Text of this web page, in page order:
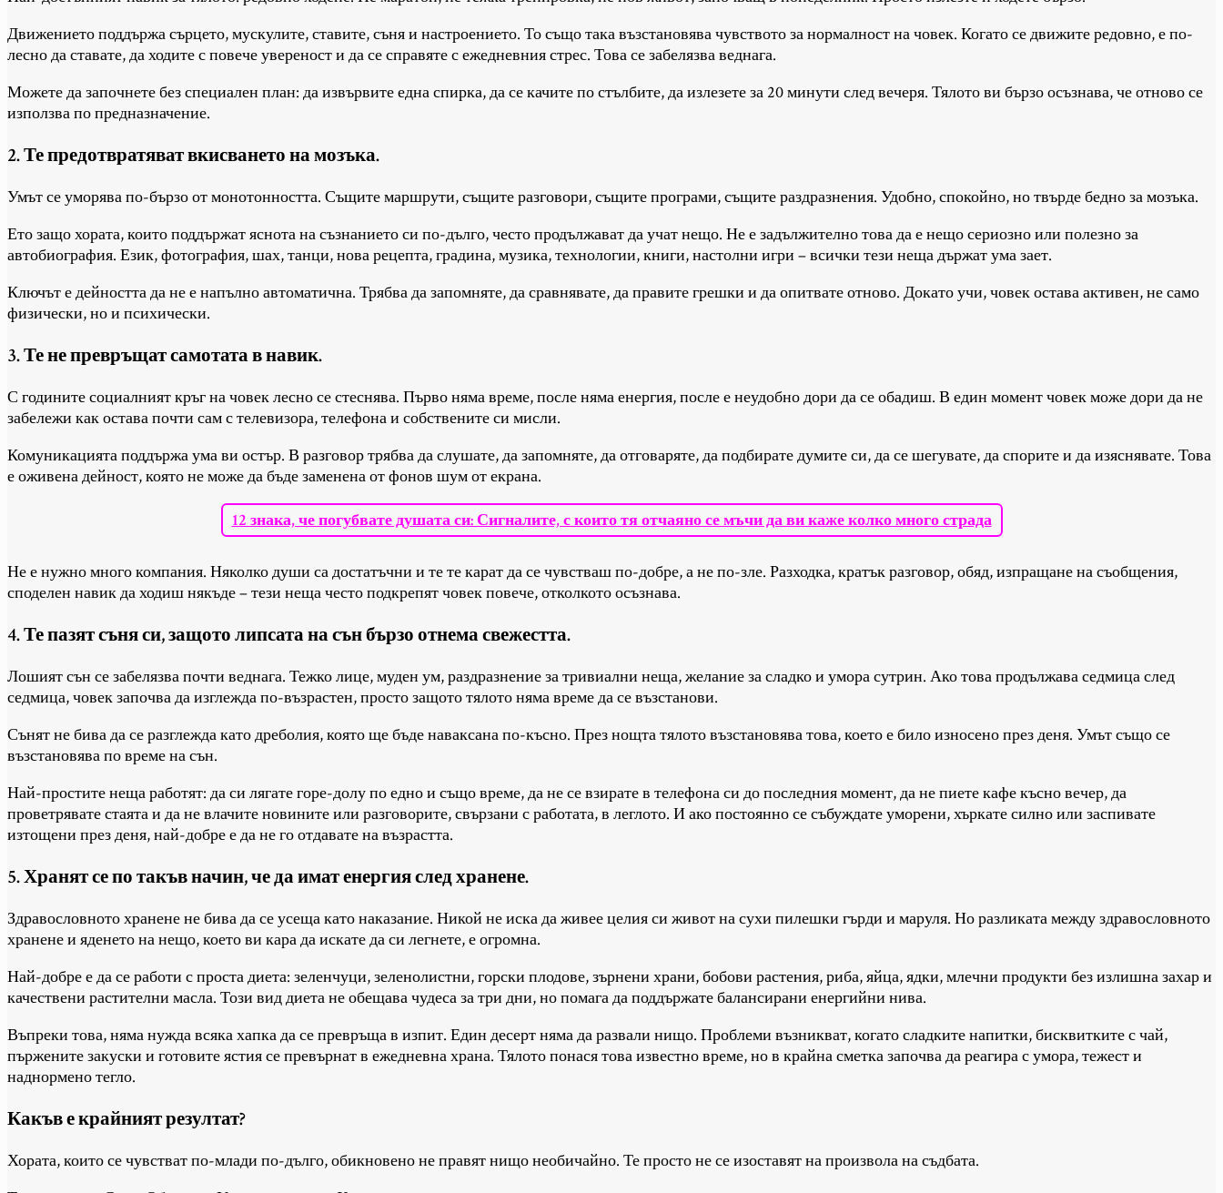
Движението поддържа сърцето, мускулите, ставите, съня и настроението. То също така възстановява чувството за нормалност на човек. Когато се движите редовно, е по-
лесно да ставате, да ходите с повече увереност и да се справяте с ежедневния стрес. Това се забелязва веднага.
Можете да започнете без специален план: да извървите една спирка, да се качите по стълбите, да излезете за 20 минути след вечеря. Тялото ви бързо осъзнава, че отново се
използва по предназначение.
2. Те предотвратяват вкисването на мозъка.
Умът се уморява по-бързо от монотонността. Същите маршрути, същите разговори, същите програми, същите раздразнения. Удобно, спокойно, но твърде бедно за мозъка.
Ето защо хората, които поддържат яснота на съзнанието си по-дълго, често продължават да учат нещо. Не е задължително това да е нещо сериозно или полезно за
автобиография. Език, фотография, шах, танци, нова рецепта, градина, музика, технологии, книги, настолни игри – всички тези неща държат ума зает.
Ключът е дейността да не е напълно автоматична. Трябва да запомняте, да сравнявате, да правите грешки и да опитвате отново. Докато учи, човек остава активен, не само
физически, но и психически.
3. Те не превръщат самотата в навик.
С годините социалният кръг на човек лесно се стеснява. Първо няма време, после няма енергия, после е неудобно дори да се обадиш. В един момент човек може дори да не
забележи как остава почти сам с телевизора, телефона и собствените си мисли.
Комуникацията поддържа ума ви остър. В разговор трябва да слушате, да запомняте, да отговаряте, да подбирате думите си, да се шегувате, да спорите и да изяснявате. Това
е оживена дейност, която не може да бъде заменена от фонов шум от екрана.
12 знака, че погубвате душата си: Сигналите, с които тя отчаяно се мъчи да ви каже колко много страда
Не е нужно много компания. Няколко души са достатъчни и те те карат да се чувстваш по-добре, а не по-зле. Разходка, кратък разговор, обяд, изпращане на съобщения,
споделен навик да ходиш някъде – тези неща често подкрепят човек повече, отколкото осъзнава.
4. Те пазят съня си, защото липсата на сън бързо отнема свежестта.
Лошият сън се забелязва почти веднага. Тежко лице, муден ум, раздразнение за тривиални неща, желание за сладко и умора сутрин. Ако това продължава седмица след
седмица, човек започва да изглежда по-възрастен, просто защото тялото няма време да се възстанови.
Сънят не бива да се разглежда като дреболия, която ще бъде наваксана по-късно. През нощта тялото възстановява това, което е било износено през деня. Умът също се
възстановява по време на сън.
Най-простите неща работят: да си лягате горе-долу по едно и също време, да не се взирате в телефона си до последния момент, да не пиете кафе късно вечер, да
проветрявате стаята и да не влачите новините или разговорите, свързани с работата, в леглото. И ако постоянно се събуждате уморени, хъркате силно или заспивате
изтощени през деня, най-добре е да не го отдавате на възрастта.
5. Хранят се по такъв начин, че да имат енергия след хранене.
Здравословното хранене не бива да се усеща като наказание. Никой не иска да живее целия си живот на сухи пилешки гърди и маруля. Но разликата между здравословното
хранене и яденето на нещо, което ви кара да искате да си легнете, е огромна.
Най-добре е да се работи с проста диета: зеленчуци, зеленолистни, горски плодове, зърнени храни, бобови растения, риба, яйца, ядки, млечни продукти без излишна захар и
качествени растителни масла. Този вид диета не обещава чудеса за три дни, но помага да поддържате балансирани енергийни нива.
Въпреки това, няма нужда всяка хапка да се превръща в изпит. Един десерт няма да развали нищо. Проблеми възникват, когато сладките напитки, бисквитките с чай,
пържените закуски и готовите ястия се превърнат в ежедневна храна. Тялото понася това известно време, но в крайна сметка започва да реагира с умора, тежест и
наднормено тегло.
Какъв е крайният резултат?
Хората, които се чувстват по-млади по-дълго, обикновено не правят нищо необичайно. Те просто не се изоставят на произвола на съдбата.